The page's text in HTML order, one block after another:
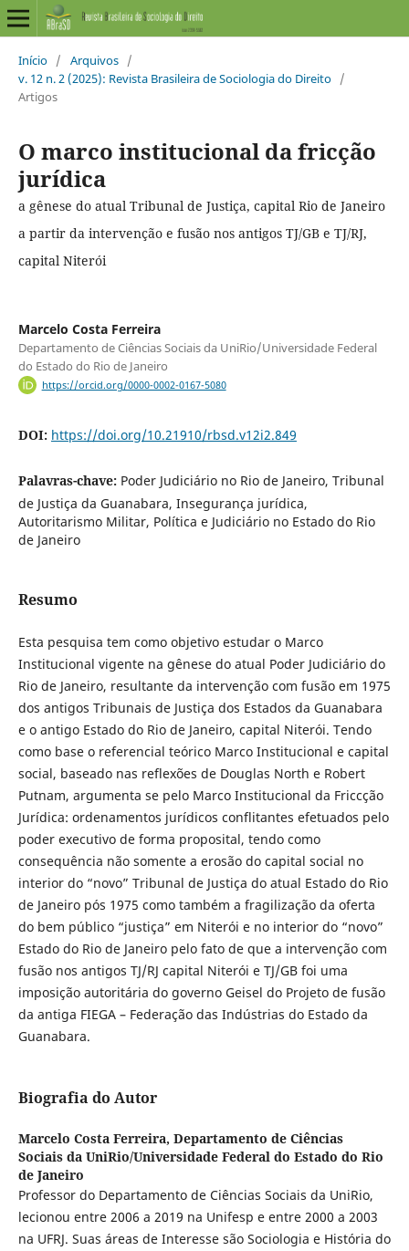
Início / Arquivos /
v. 12 n. 2 (2025): Revista Brasileira de Sociologia do Direito /
Artigos
O marco institucional da fricção
jurídica
a gênese do atual Tribunal de Justiça, capital Rio de Janeiro
a partir da intervenção e fusão nos antigos TJ/GB e TJ/RJ,
capital Niterói
Marcelo Costa Ferreira
Departamento de Ciências Sociais da UniRio/Universidade Federal
do Estado do Rio de Janeiro
https://orcid.org/0000-0002-0167-5080
DOI: https://doi.org/10.21910/rbsd.v12i2.849
Palavras-chave: Poder Judiciário no Rio de Janeiro, Tribunal
de Justiça da Guanabara, Insegurança jurídica,
Autoritarismo Militar, Política e Judiciário no Estado do Rio
de Janeiro
Resumo
Esta pesquisa tem como objetivo estudar o Marco
Institucional vigente na gênese do atual Poder Judiciário do
Rio de Janeiro, resultante da intervenção com fusão em 1975
dos antigos Tribunais de Justiça dos Estados da Guanabara
e o antigo Estado do Rio de Janeiro, capital Niterói. Tendo
como base o referencial teórico Marco Institucional e capital
social, baseado nas reflexões de Douglas North e Robert
Putnam, argumenta se pelo Marco Institucional da Friccção
Jurídica: ordenamentos jurídicos conflitantes efetuados pelo
poder executivo de forma proposital, tendo como
consequência não somente a erosão do capital social no
interior do “novo” Tribunal de Justiça do atual Estado do Rio
de Janeiro pós 1975 como também a fragilização da oferta
do bem público “justiça” em Niterói e no interior do “novo”
Estado do Rio de Janeiro pelo fato de que a intervenção com
fusão nos antigos TJ/RJ capital Niterói e TJ/GB foi uma
imposição autoritária do governo Geisel do Projeto de fusão
da antiga FIEGA – Federação das Indústrias do Estado da
Guanabara.
Biografia do Autor
Marcelo Costa Ferreira, Departamento de Ciências
Sociais da UniRio/Universidade Federal do Estado do Rio
de Janeiro
Professor do Departamento de Ciências Sociais da UniRio,
lecionou entre 2006 a 2019 na Unifesp e entre 2000 a 2003
na UFRJ. Suas áreas de Interesse são Sociologia e História do